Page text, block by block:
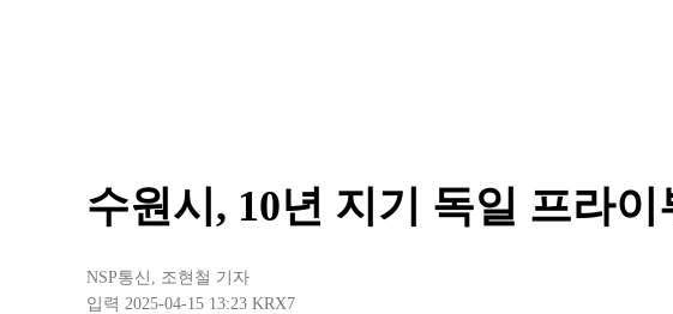
수원시, 10년 지기 독일 프라
NSP통신 , 조현철 기자
입력 2025-04-15 13:23 KRX7